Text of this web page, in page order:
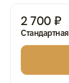
2 700 ₽